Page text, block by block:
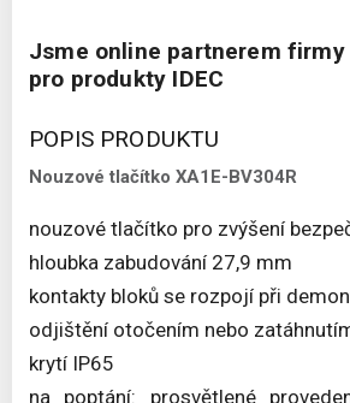
Jsme online partnerem firmy
pro produkty IDEC
POPIS PRODUKTU
Nouzové tlačítko XA1E-BV304R
nouzové tlačítko pro zvýšení
hloubka zabudování 27,9 mm
kontakty bloků se rozpojí při
odjištění otočením nebo
krytí IP65
na poptání: prosvětlené